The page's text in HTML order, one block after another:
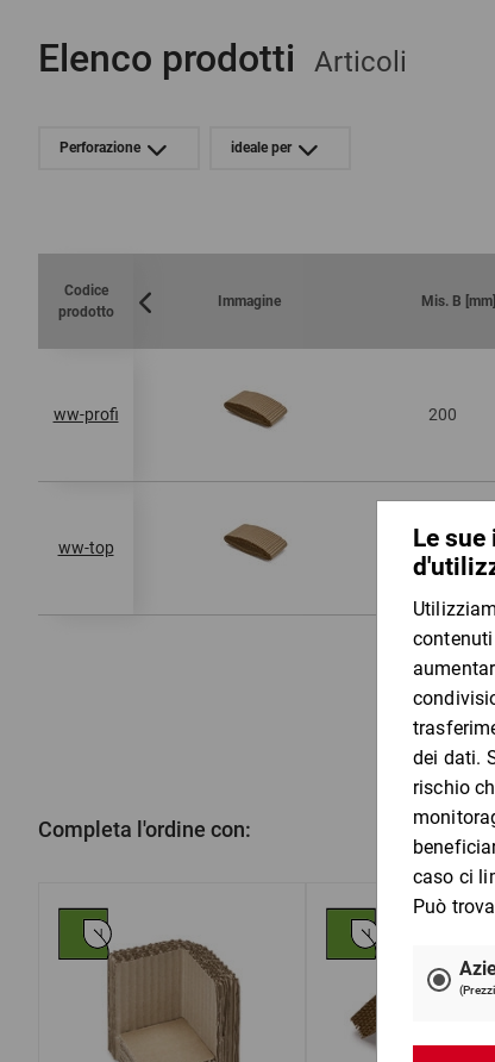
Elenco prodotti Articoli
Perforazione ideale per
Codice
prodotto
Immagine Mis. B [mm]
ww-profi 200
ww-top 200
Completa l'ordine con: